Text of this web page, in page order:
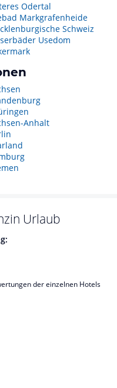
Odertal
Markgrafenheide
Schweiz
Usedom
Anhalt
Urlaub
der einzelnen Hotels